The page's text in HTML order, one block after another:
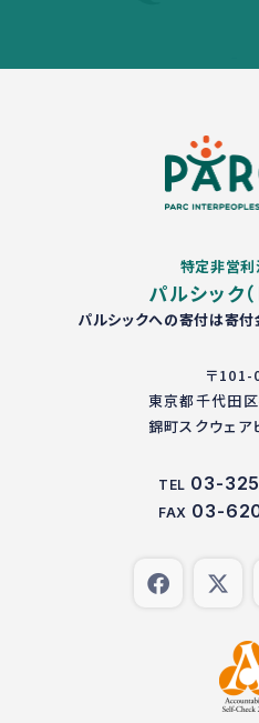
特定非営
パルシック
パルシックへの寄付は寄付
〒101-
東京都千代田
錦町スクウェ
TEL 03-
FAX 03-